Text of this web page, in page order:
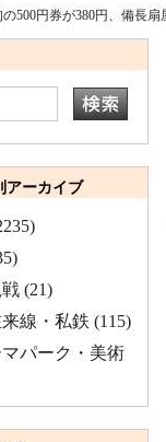
500円券が380円、備長
アーカイブ
(21)
線・私鉄 (115)
パーク・美術